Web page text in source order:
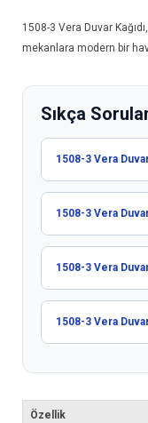
1508-3 Vera Duvar Kağıdı
mekanlara modern bir
Sıkça
1508-3 Vera
1508-3 Vera Duvar
1508-3 Vera
1508-3 Vera
Özellik